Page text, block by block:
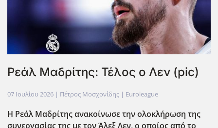
Ρεάλ Μαδρίτης: Τέλος ο Λεν (pic)
07 Ιουλίου 2026 | Πέτρος Μοσχονίδης | Euroleague
Η Ρεάλ Μαδρίτης ανακοίνωσε την ολοκλήρωση της
συνεργασίας της με τον Άλεξ Λεν, ο οποίος από το